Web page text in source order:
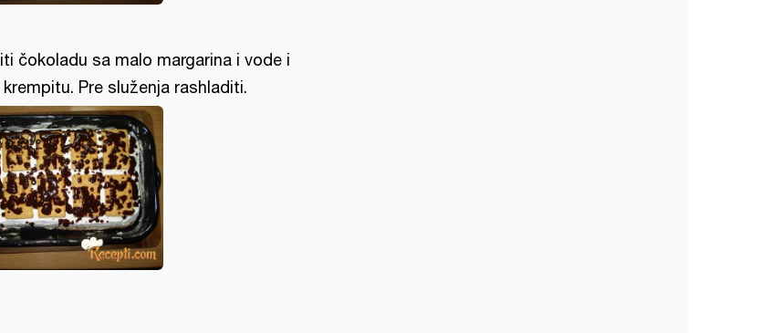
čokoladu sa malo margarina i vode i
Pre služenja rashladiti.